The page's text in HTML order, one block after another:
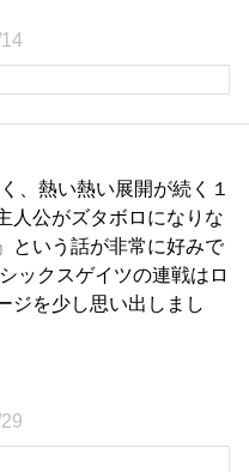
、熱い熱い展開が続く１
人公がズタボロになりな
という話が非常に好みで
クスゲイツの連戦はロ
ジを少し思い出しまし